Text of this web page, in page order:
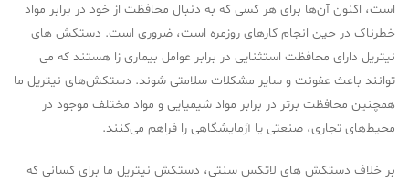
است، اکنون آن‌ها برای هر کسی که به دنبال محافظت از خود در برابر مواد
خطرناک در حین انجام کارهای روزمره است، ضروری است. دستکش های
نیتریل دارای محافظت استثنایی در برابر عوامل بیماری زا هستند که می
توانند باعث عفونت و سایر مشکلات سلامتی شوند. دستکش‌های نیتریل ما
همچنین محافظت برتر در برابر مواد شیمیایی و مواد مختلف موجود در
محیط‌های تجاری، صنعتی یا آزمایشگاهی را فراهم می‌کنند.
بر خلاف دستکش های لاتکس سنتی، دستکش نیتریل ما برای کسانی که